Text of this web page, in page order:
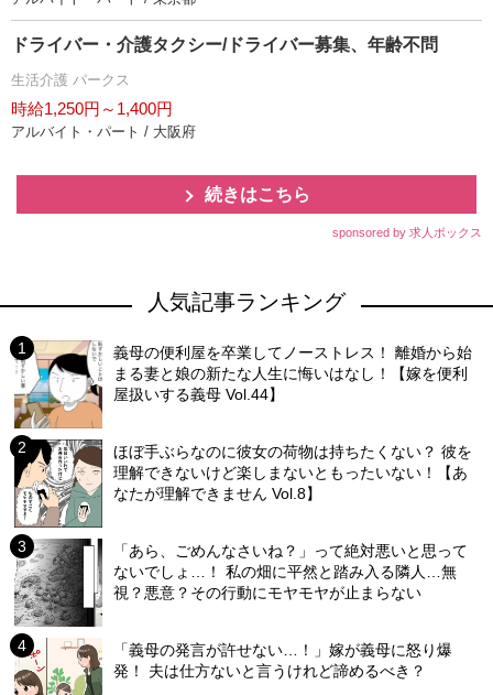
ドライバー・介護タクシー/ドライバー募集、年齢不問
生活介護 パークス
時給1,250円～1,400円
アルバイト・パート / 大阪府
続きはこちら
sponsored by 求人ボックス
人気記事ランキング
義母の便利屋を卒業してノーストレス！ 離婚から始
まる妻と娘の新たな人生に悔いはなし！【嫁を便利
屋扱いする義母 Vol.44】
ほぼ手ぶらなのに彼女の荷物は持ちたくない？ 彼を
理解できないけど楽しまないともったいない！【あ
なたが理解できません Vol.8】
「あら、ごめんなさいね？」って絶対悪いと思って
ないでしょ…！ 私の畑に平然と踏み入る隣人…無
視？悪意？その行動にモヤモヤが止まらない
「義母の発言が許せない…！」嫁が義母に怒り爆
発！ 夫は仕方ないと言うけれど諦めるべき？